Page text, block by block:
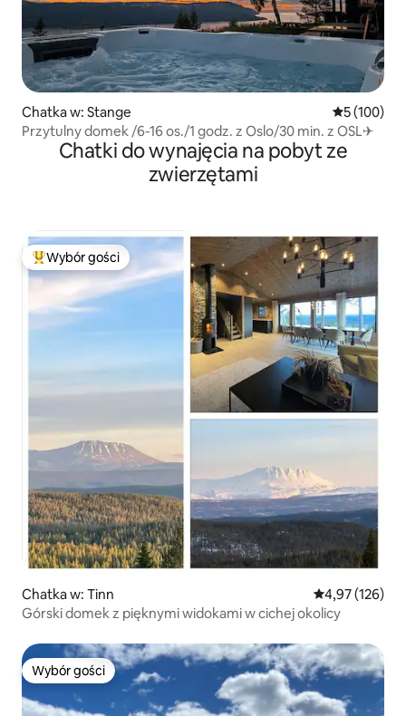
Chatka w: Stange Średnia
5 (100)
Przytulny domek /6-16 os./1 godz. z Oslo/30 min. z OSL✈
Chatki do wynajęcia na pobyt ze
zwierzętami
Najpopularniejsze z kategorii Wybór gości
Wybór gości
Chatka w: Tinn Średnia
4,97 (126)
Górski domek z pięknymi widokami w cichej okolicy
Wybór gości
Wybór gości